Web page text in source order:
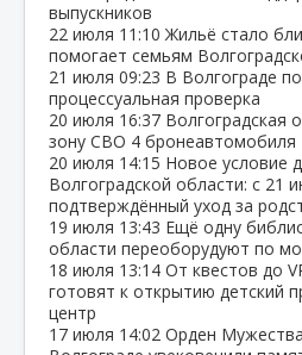
выпускников
22 июля 11:10 Жильё стало
помогает семьям
21 июля 09:23 В Волгограде
процессуальная проверка
20 июля 16:37 Волгоградская
зону СВО 4 бронеавтомобиля
20 июля 14:15 Новое условие
Волгоградской области: с 21
подтверждённый уход за
19 июля 13:43 Ещё одну
области переоборудуют по
18 июля 13:14 От квестов до
готовят к открытию детский
центр
17 июля 14:02 Орден